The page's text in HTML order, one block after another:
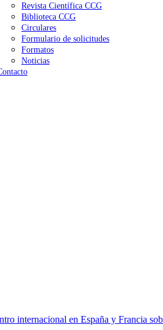
Revista Científica CCG
Biblioteca CCG
Circulares
Formulario de solicitudes
Formatos
Noticias
internacional en España y Francia